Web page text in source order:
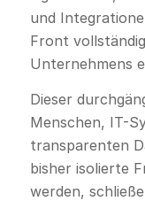
und
Front
Unternehmens
Dieser
Menschen, IT-
transparenten
bisher isolierte
werden,